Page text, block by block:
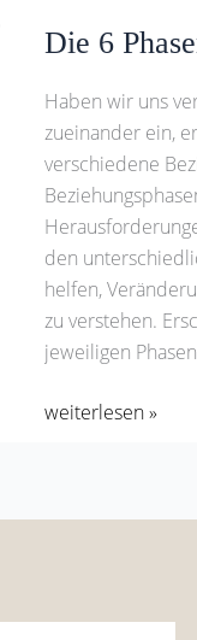
Die 6
Haben wir uns
zueinander ein,
verschiedene
den
helfen,
zu verstehen.
jeweiligen
weiterlesen »